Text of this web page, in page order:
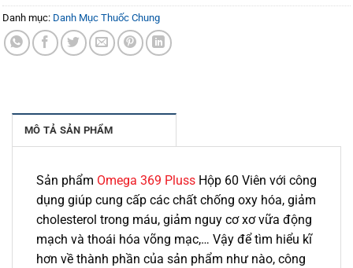
Danh mục: Danh Mục Thuốc Chung
MÔ TẢ SẢN PHẨM
Sản phẩm Omega 369 Pluss Hộp 60 Viên với công
dụng giúp cung cấp các chất chống oxy hóa, giảm
cholesterol trong máu, giảm nguy cơ xơ vữa động
mạch và thoái hóa võng mạc,… Vậy để tìm hiểu kĩ
hơn về thành phần của sản phẩm như nào, công